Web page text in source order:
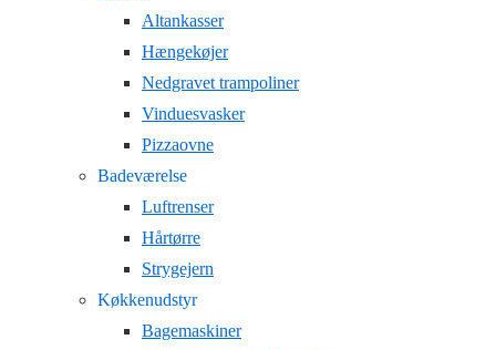
Altankasser
Hængekøjer
Nedgravet trampoliner
Vinduesvasker
Pizzaovne
Badeværelse
Luftrenser
Hårtørre
Strygejern
Køkkenudstyr
Bagemaskiner